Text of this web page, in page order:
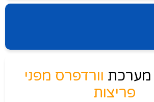
מערכת וורדפרס מפני
פריצות